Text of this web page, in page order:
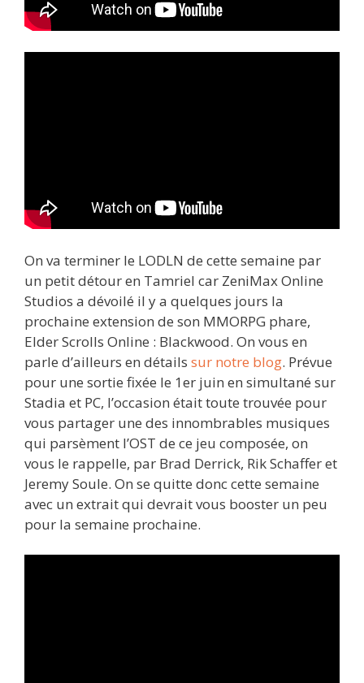
On va terminer le LODLN de cette semaine par
un petit détour en Tamriel car ZeniMax Online
Studios a dévoilé il y a quelques jours la
prochaine extension de son MMORPG phare,
Elder Scrolls Online : Blackwood. On vous en
parle d’ailleurs en détails sur notre blog. Prévue
pour une sortie fixée le 1er juin en simultané sur
Stadia et PC, l’occasion était toute trouvée pour
vous partager une des innombrables musiques
qui parsèment l’OST de ce jeu composée, on
vous le rappelle, par Brad Derrick, Rik Schaffer et
Jeremy Soule. On se quitte donc cette semaine
avec un extrait qui devrait vous booster un peu
pour la semaine prochaine.